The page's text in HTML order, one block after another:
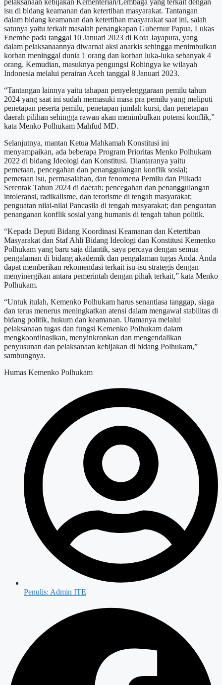
isu di bidang keamanan dan ketertiban masyarakat. Tantangan
dalam bidang keamanan dan ketertiban masyarakat saat ini, salah
satunya yaitu terkait masalah penangkapan Gubernur Papua, Lukas
Enembe pada tanggal 10 Januari 2023 di Kota Jayapura, yang
dalam pelaksanaannya diwarnai aksi anarkis sehingga menimbulkan
korban meninggal dunia 1 orang dan korban luka-luka sebanyak 4
orang. Kemudian, masuknya pengungsi Rohingya ke wilayah
Indonesia melalui perairan Aceh tanggal 8 Januari 2023.
“Tantangan lainnya yaitu tahapan penyelenggaraan pemilu tahun
2024 yang saat ini sudah memasuki masa pra pemilu yang meliputi
penetapan peserta pemilu, penetapan jumlah kursi, dan penetapan
daerah pilihan sehingga rawan akan menimbulkan potensi konflik,”
kata Menko Polhukam Mahfud MD.
Selanjutnya, mantan Ketua Mahkamah Konstitusi ini
menyampaikan, ada beberapa Program Prioritas Menko Polhukam
2022 di bidang Ideologi dan Konstitusi. Diantaranya yaitu
pemetaan, pencegahan dan penanggulangan konflik sosial;
pemetaan isu, permasalahan, dan fenomena Pemilu dan Pilkada
Serentak Tahun 2024 di daerah; pencegahan dan penanggulangan
intoleransi, radikalisme, dan terorisme di tengah masyarakat;
penguatan nilai-nilai Pancasila di tengah masyarakat; dan penguatan
penanganan konflik sosial yang humanis di tengah tahun politik.
“Kepada Deputi Bidang Koordinasi Keamanan dan Ketertiban
Masyarakat dan Staf Ahli Bidang Ideologi dan Konstitusi Kemenko
Polhukam yang baru saja dilantik, saya percaya dengan semua
pengalaman di bidang akademik dan pengalaman tugas Anda. Anda
dapat memberikan rekomendasi terkait isu-isu strategis dengan
menyinergikan antara pemerintah dengan pihak terkait,” kata Menko
Polhukam.
“Untuk itulah, Kemenko Polhukam harus senantiasa tanggap, siaga
dan terus menerus meningkatkan atensi dalam mengawal stabilitas di
bidang politik, hukum dan keamanan. Utamanya melalui
pelaksanaan tugas dan fungsi Kemenko Polhukam dalam
mengkoordinasikan, menyinkronkan dan mengendalikan
penyusunan dan pelaksanaan kebijakan di bidang Polhukam,”
sambungnya.
Humas Kemenko Polhukam
Penulis: Admin ITE